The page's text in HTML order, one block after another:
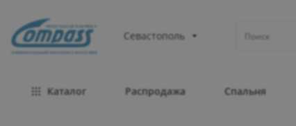
МЕБЕЛЬНАЯ ФАБРИКА
ОФИЦИАЛЬНЫЙ ИНТЕРНЕТ-МАГАЗИН
Севастополь
Каталог Распродажа Спальня